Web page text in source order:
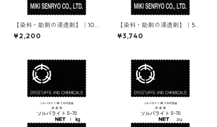
【染料・助剤の浸透剤】｜100
g｜ソルバライトS-70
¥2,200
【染料・助剤の浸透剤】｜50
0g｜ソルバライトS-70
¥3,740